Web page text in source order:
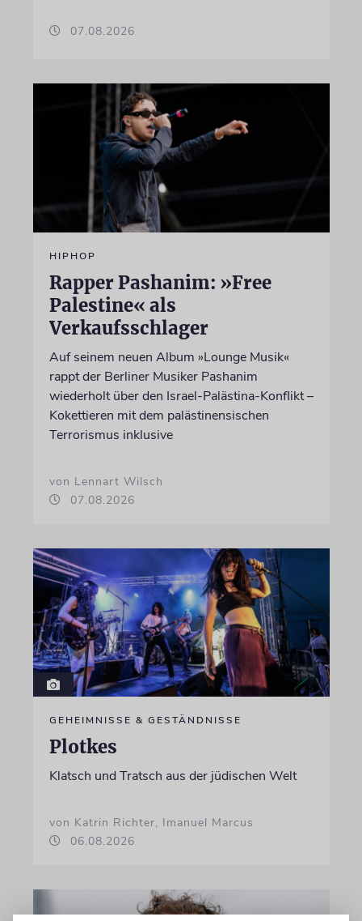
07.08.2026
HIPHOP
Rapper Pashanim: »Free
Palestine« als
Verkaufsschlager
Auf seinem neuen Album »Lounge Musik«
rappt der Berliner Musiker Pashanim
wiederholt über den Israel-Palästina-Konflikt –
Kokettieren mit dem palästinensischen
Terrorismus inklusive
von Lennart Wilsch
07.08.2026
GEHEIMNISSE & GESTÄNDNISSE
Plotkes
Klatsch und Tratsch aus der jüdischen Welt
von Katrin Richter, Imanuel Marcus
06.08.2026